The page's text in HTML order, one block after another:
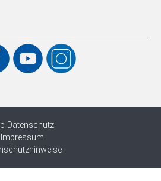
Datenschutz
Impressum